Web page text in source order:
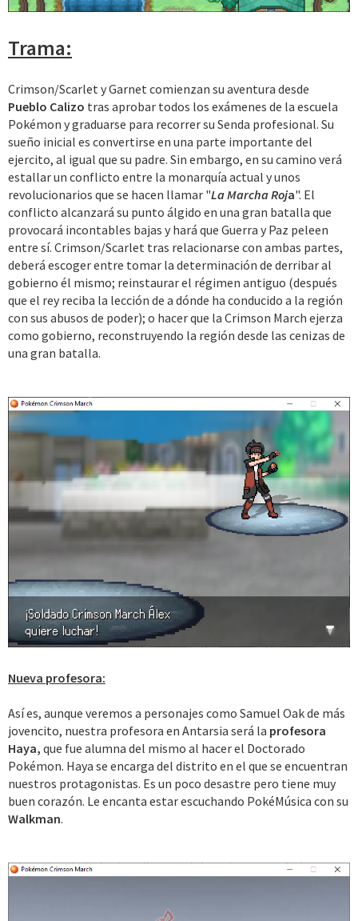
Trama:
Crimson/Scarlet y Garnet comienzan su aventura desde
Pueblo Calizo tras aprobar todos los exámenes de la escuela
Pokémon y graduarse para recorrer su Senda profesional. Su
sueño inicial es convertirse en una parte importante del
ejercito, al igual que su padre. Sin embargo, en su camino verá
estallar un conflicto entre la monarquía actual y unos
revolucionarios que se hacen llamar "La Marcha Roja". El
conflicto alcanzará su punto álgido en una gran batalla que
provocará incontables bajas y hará que Guerra y Paz peleen
entre sí. Crimson/Scarlet tras relacionarse con ambas partes,
deberá escoger entre tomar la determinación de derribar al
gobierno él mismo; reinstaurar el régimen antiguo (después
que el rey reciba la lección de a dónde ha conducido a la región
con sus abusos de poder); o hacer que la Crimson March ejerza
como gobierno, reconstruyendo la región desde las cenizas de
una gran batalla.
Nueva profesora:
Así es, aunque veremos a personajes como Samuel Oak de más
jovencito, nuestra profesora en Antarsia será la profesora
Haya, que fue alumna del mismo al hacer el Doctorado
Pokémon. Haya se encarga del distrito en el que se encuentran
nuestros protagonistas. Es un poco desastre pero tiene muy
buen corazón. Le encanta estar escuchando PokéMúsica con su
Walkman.